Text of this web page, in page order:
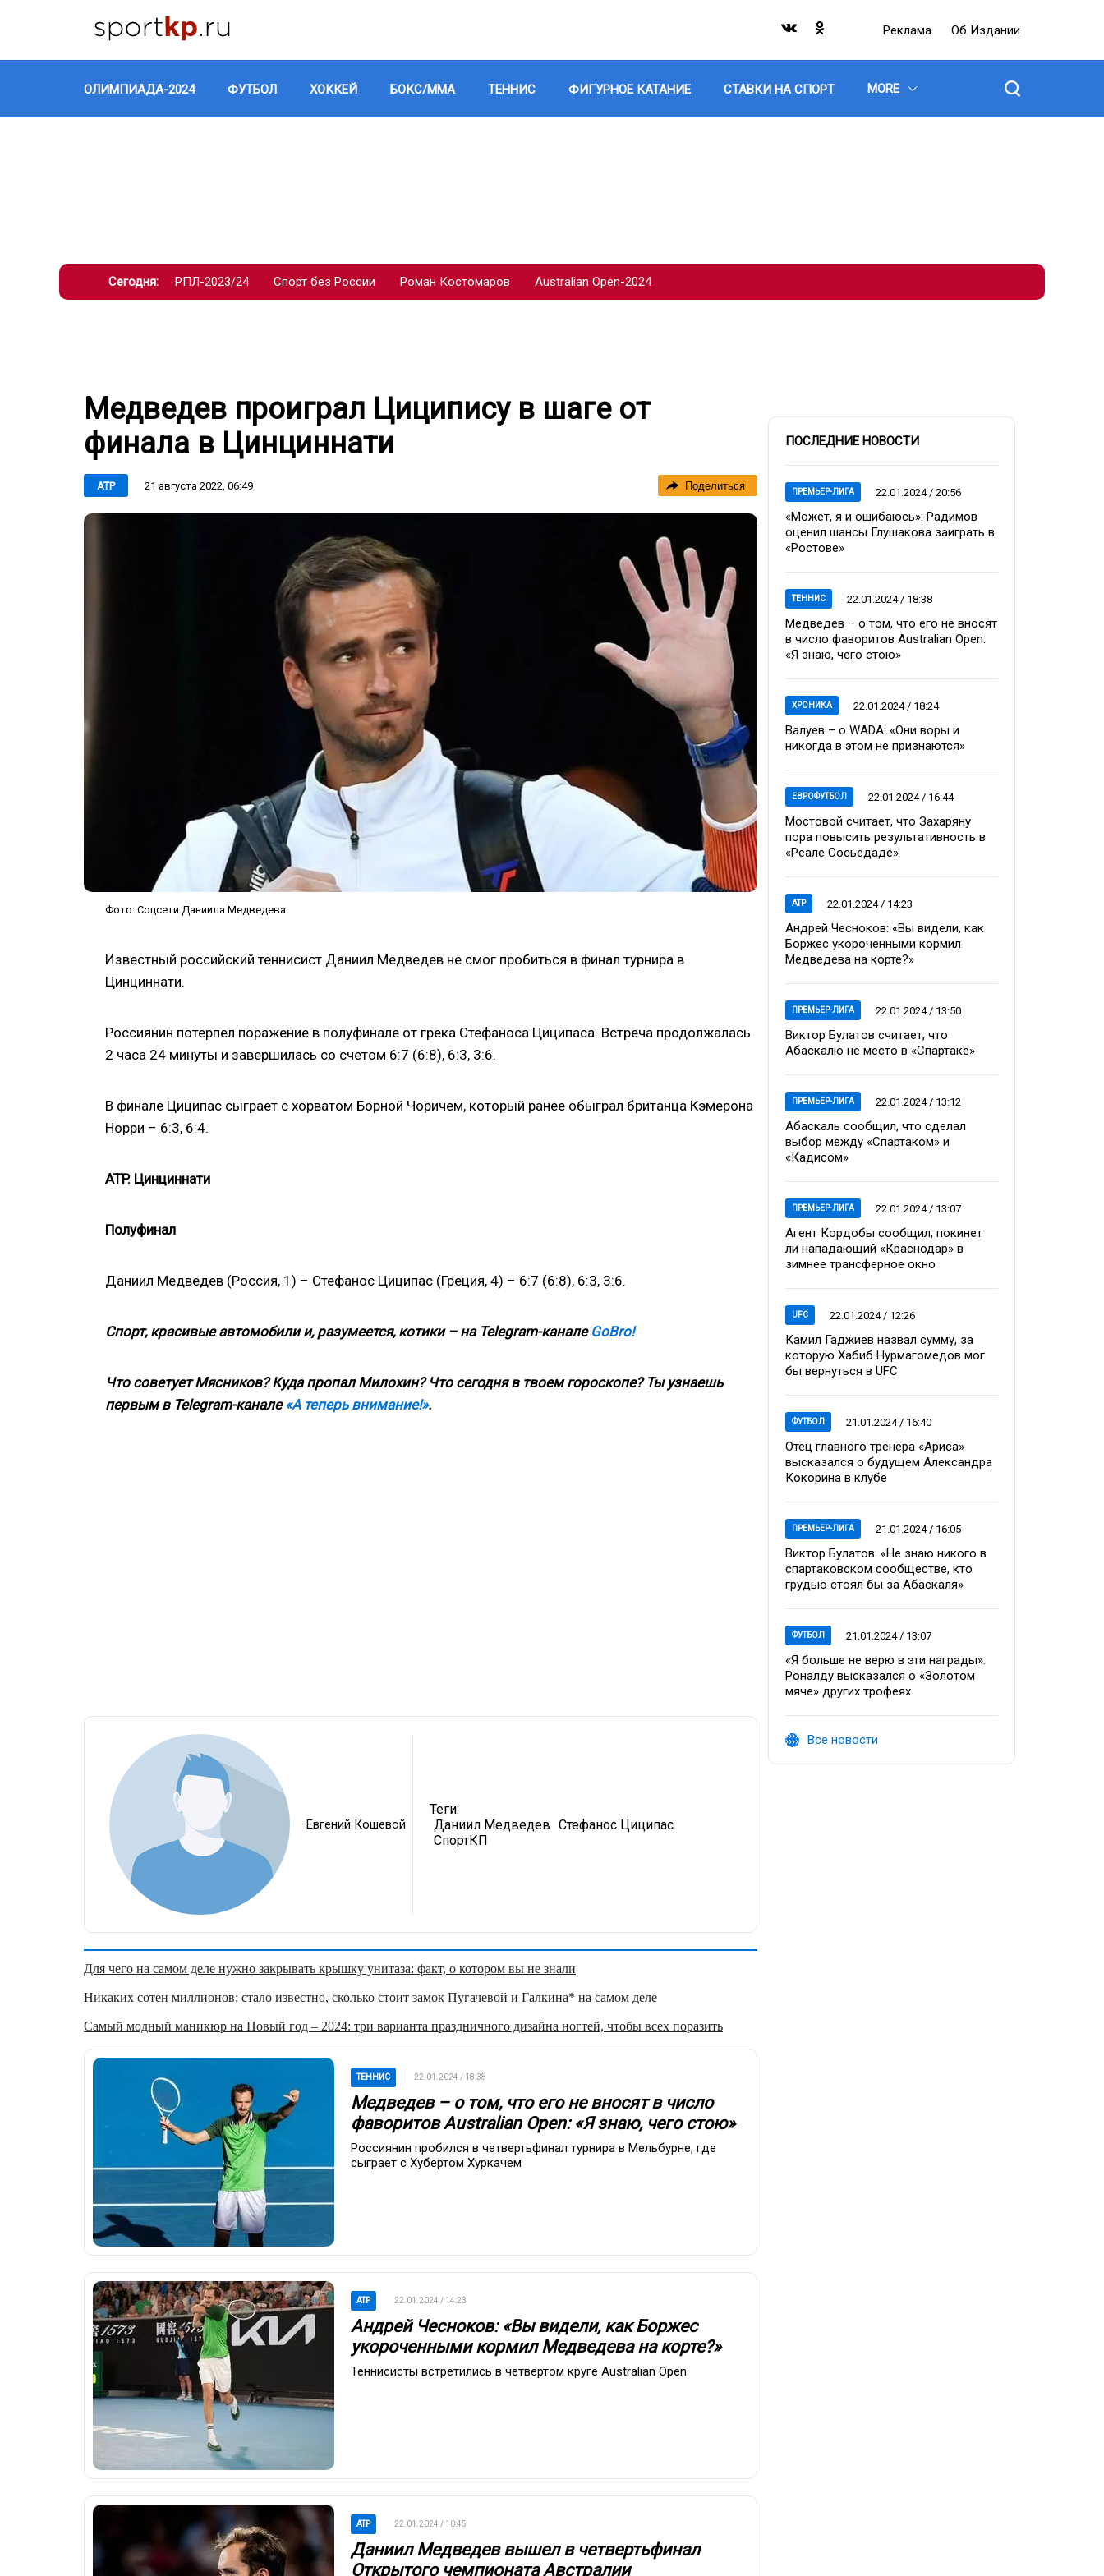
Реклама Об Издании
ОЛИМПИАДА-2024 ФУТБОЛ ХОККЕЙ БОКС/ММА ТЕННИС ФИГУРНОЕ КАТАНИЕ СТАВКИ НА СПОРТ MORE
Сегодня: РПЛ-2023/24 Спорт без России Роман Костомаров Australian Open-2024
Медведев проиграл Циципису в шаге от
финала в Цинциннати
ATP 21 августа 2022, 06:49 Поделиться
Фото: Соцсети Даниила Медведева
Известный российский теннисист Даниил Медведев не смог пробиться в финал турнира в
Цинциннати.
Россиянин потерпел поражение в полуфинале от грека Стефаноса Циципаса. Встреча продолжалась
2 часа 24 минуты и завершилась со счетом 6:7 (6:8), 6:3, 3:6.
В финале Циципас сыграет с хорватом Борной Чоричем, который ранее обыграл британца Кэмерона
Норри – 6:3, 6:4.
ATP. Цинциннати
Полуфинал
Даниил Медведев (Россия, 1) – Стефанос Циципас (Греция, 4) – 6:7 (6:8), 6:3, 3:6.
Спорт, красивые автомобили и, разумеется, котики – на Telegram-канале GoBro!
Что советует Мясников? Куда пропал Милохин? Что сегодня в твоем гороскопе? Ты узнаешь
первым в Telegram-канале «А теперь внимание!».
Евгений Кошевой
Теги:
Даниил Медведев Стефанос Циципас
СпортКП
Для чего на самом деле нужно закрывать крышку унитаза: факт, о котором вы не знали
Никаких сотен миллионов: стало известно, сколько стоит замок Пугачевой и Галкина* на самом деле
Самый модный маникюр на Новый год – 2024: три варианта праздничного дизайна ногтей, чтобы всех поразить
ТЕННИС 22.01.2024 / 18:38
Медведев – о том, что его не вносят в число
фаворитов Australian Open: «Я знаю, чего стою»
Россиянин пробился в четвертьфинал турнира в Мельбурне, где
сыграет с Хубертом Хуркачем
ATP 22.01.2024 / 14:23
Андрей Чесноков: «Вы видели, как Боржес
укороченными кормил Медведева на корте?»
Теннисисты встретились в четвертом круге Australian Open
ATP 22.01.2024 / 10:45
Даниил Медведев вышел в четвертьфинал
Открытого чемпионата Австралии
ПОСЛЕДНИЕ НОВОСТИ
ПРЕМЬЕР-ЛИГА 22.01.2024 / 20:56
«Может, я и ошибаюсь»: Радимов
оценил шансы Глушакова заиграть в
«Ростове»
ТЕННИС 22.01.2024 / 18:38
Медведев – о том, что его не вносят
в число фаворитов Australian Open:
«Я знаю, чего стою»
ХРОНИКА 22.01.2024 / 18:24
Валуев – о WADA: «Они воры и
никогда в этом не признаются»
ЕВРОФУТБОЛ 22.01.2024 / 16:44
Мостовой считает, что Захаряну
пора повысить результативность в
«Реале Сосьедаде»
ATP 22.01.2024 / 14:23
Андрей Чесноков: «Вы видели, как
Боржес укороченными кормил
Медведева на корте?»
ПРЕМЬЕР-ЛИГА 22.01.2024 / 13:50
Виктор Булатов считает, что
Абаскалю не место в «Спартаке»
ПРЕМЬЕР-ЛИГА 22.01.2024 / 13:12
Абаскаль сообщил, что сделал
выбор между «Спартаком» и
«Кадисом»
ПРЕМЬЕР-ЛИГА 22.01.2024 / 13:07
Агент Кордобы сообщил, покинет
ли нападающий «Краснодар» в
зимнее трансферное окно
UFC 22.01.2024 / 12:26
Камил Гаджиев назвал сумму, за
которую Хабиб Нурмагомедов мог
бы вернуться в UFC
ФУТБОЛ 21.01.2024 / 16:40
Отец главного тренера «Ариса»
высказался о будущем Александра
Кокорина в клубе
ПРЕМЬЕР-ЛИГА 21.01.2024 / 16:05
Виктор Булатов: «Не знаю никого в
спартаковском сообществе, кто
грудью стоял бы за Абаскаля»
ФУТБОЛ 21.01.2024 / 13:07
«Я больше не верю в эти награды»:
Роналду высказался о «Золотом
мяче» других трофеях
Все новости